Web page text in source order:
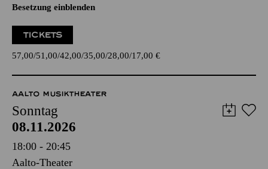
Besetzung einblenden
TICKETS
57,00 51,00 42,00 35,00 28,00 17,00 €
AALTO MUSIKTHEATER
Sonntag
08.11.2026
18:00 - 20:45
Aalto-Theater